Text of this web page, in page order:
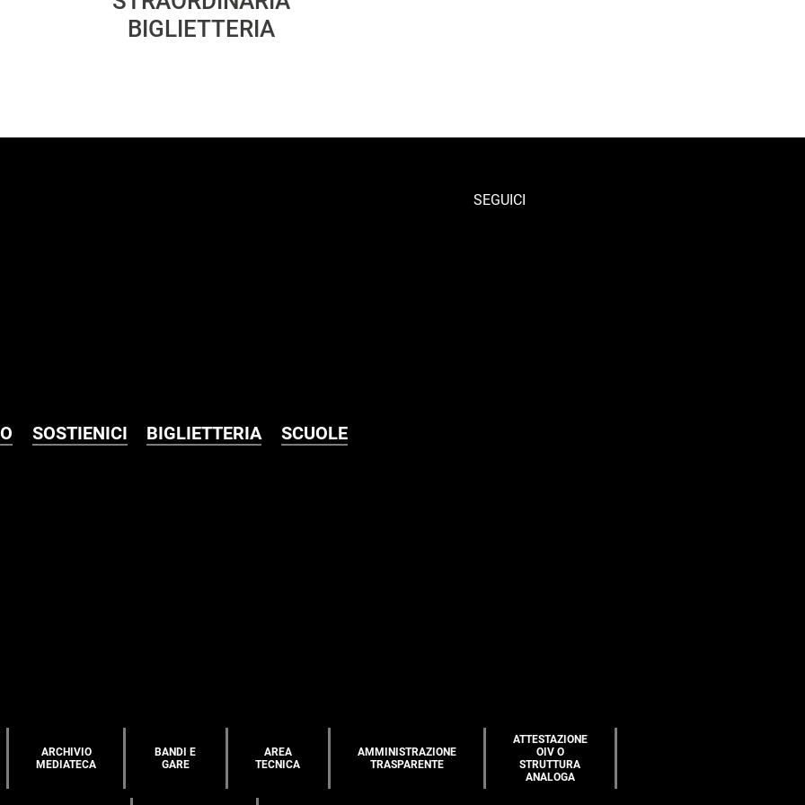
BIGLIETTERIA
SOSTIENICI BIGLIETTERIA SCUOLE
SEGUICI
ARCHIVIO
MEDIATECA
BANDI E
GARE
AREA
TECNICA
AMMINISTRAZIONE
TRASPARENTE
ATTESTAZIONE
OIV O
STRUTTURA
ANALOGA